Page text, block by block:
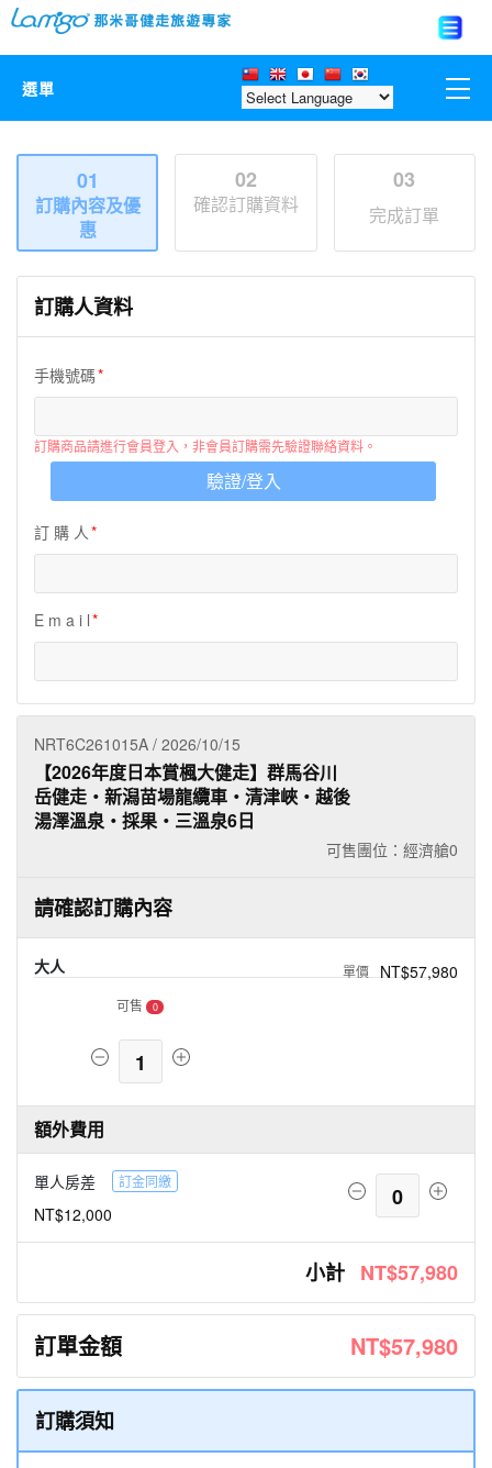
選單
那米哥莊園
中國
日本
歐美紐澳
台灣
夯講座
01
訂購內容及優
惠
02
確認訂購資料
03
完成訂單
訂購人資料
手機號碼
訂購商品請進行會員登入，非會員訂購需先驗證聯絡資料。
驗證/登入
訂 購 人
E m a i l
NRT6C261015A / 2026/10/15
可售團位：經濟艙0
【2026年度日本賞楓大健走】群馬谷川
岳健走‧新潟苗場龍纜車‧清津峽‧越後
湯澤溫泉‧採果‧三溫泉6日
請確認訂購內容
大人 NT$57,980
可售 0
1
額外費用
單人房差 訂金同繳
NT$12,000
0
小計 NT$57,980
訂單金額 NT$57,980
訂購須知